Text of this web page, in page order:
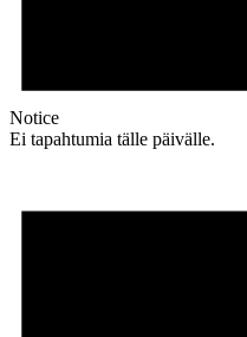
Notice
Ei tapahtumia tälle päivälle.